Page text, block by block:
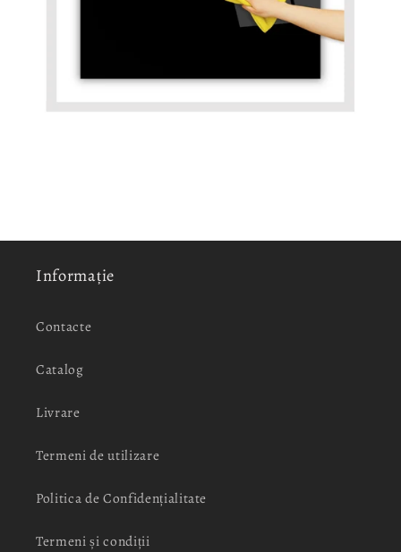
Informație
Contacte
Catalog
Livrare
Termeni de utilizare
Politica de Confidențialitate
Termeni și condiții